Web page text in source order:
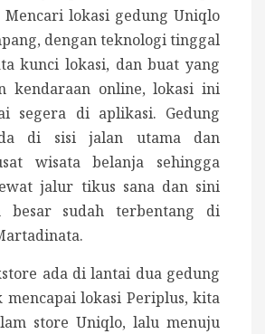
lokasi gedung Uniqlo
dengan teknologi tinggal
kunci lokasi, dan buat yang
kendaraan online, lokasi ini
segera di aplikasi. Gedung
di sisi jalan utama dan
wisata belanja sehingga
jalur tikus sana dan sini
besar sudah terbentang di
ada di lantai dua gedung
mencapai lokasi Periplus, kita
store Uniqlo, lalu menuju